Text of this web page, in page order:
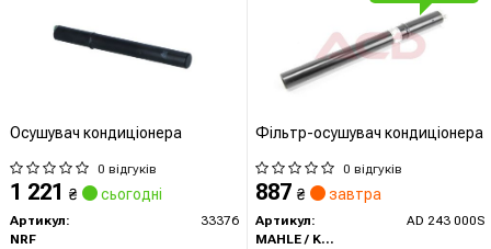
Осушувач кондиціонера
0 відгуків
1 221 ₴ сьогодні
Артикул:
33376
NRF
Фільтр-осушувач кондиціонера
0 відгуків
887 ₴ завтра
Артикул:
AD 243 000S
MAHLE / KNECHT